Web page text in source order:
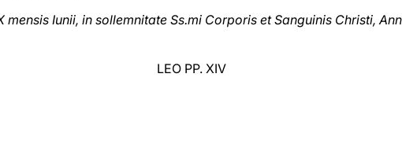
mensis Iunii, in sollemnitate Ss.mi Corporis et Sanguinis Christi,
LEO PP. XIV